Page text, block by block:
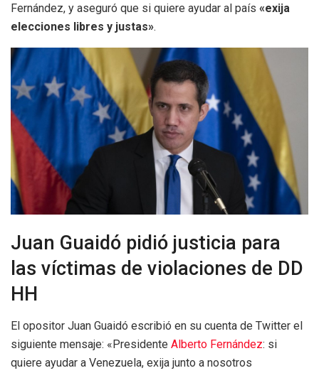
Fernández, y aseguró que si quiere ayudar al país «exija
elecciones libres y justas».
Juan Guaidó pidió justicia para
las víctimas de violaciones de DD
HH
El opositor Juan Guaidó escribió en su cuenta de Twitter el
siguiente mensaje: «Presidente Alberto Fernández: si
quiere ayudar a Venezuela, exija junto a nosotros